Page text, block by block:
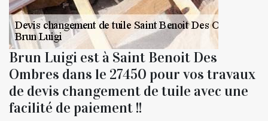
Brun Luigi est à Saint Benoit Des
Ombres dans le 27450 pour vos travaux
de devis changement de tuile avec une
facilité de paiement !!